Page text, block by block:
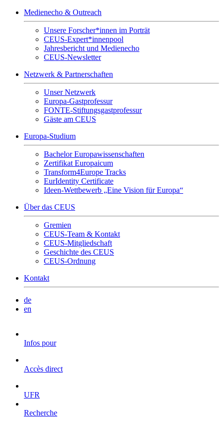
Medienecho & Outreach
Unsere Forscher*innen im Porträt
CEUS-Expert*innenpool
Jahresbericht und Medienecho
CEUS-Newsletter
Netzwerk & Partnerschaften
Unser Netzwerk
Europa-Gastprofessur
FONTE-Stiftungsgastprofessur
Gäste am CEUS
Europa-Studium
Bachelor Europawissenschaften
Zertifikat Europaicum
Transform4Europe Tracks
EurIdentity Certificate
Ideen-Wettbewerb „Eine Vision für Europa“
Über das CEUS
Gremien
CEUS-Team & Kontakt
CEUS-Mitgliedschaft
Geschichte des CEUS
CEUS-Ordnung
Kontakt
de
en
Infos pour
Accès direct
UFR
Recherche